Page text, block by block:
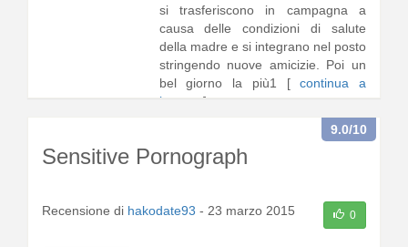
si trasferiscono in campagna a
causa delle condizioni di salute
della madre e si integrano nel posto
stringendo nuove amicizie. Poi un
bel giorno la più1 [continua a
leggere]
Sensitive Pornograph
9.0/10
Recensione di hakodate93 - 23 marzo 2015 0